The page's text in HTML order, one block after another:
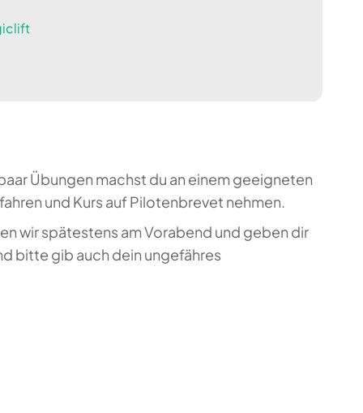
Übungen machst du an einem geeigneten
und Kurs auf Pilotenbrevet nehmen.
wir spätestens am Vorabend und geben dir
bitte gib auch dein ungefähres